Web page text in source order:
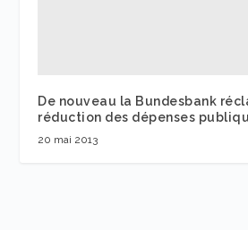
De nouveau la Bundesbank
réduction des dépenses
20 mai 2013